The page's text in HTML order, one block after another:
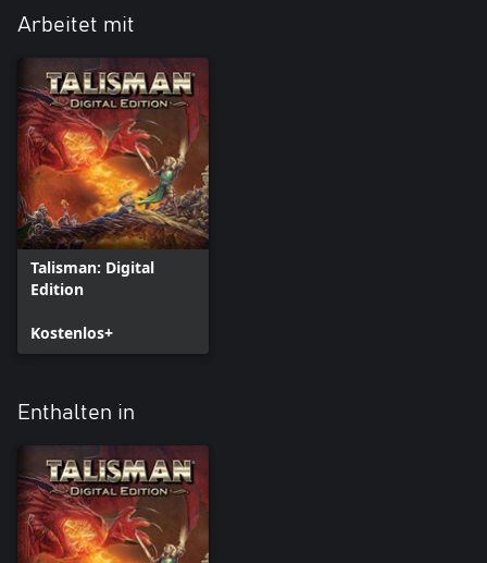
Arbeitet mit
Talisman: Digital
Edition
Kostenlos+
Enthalten in